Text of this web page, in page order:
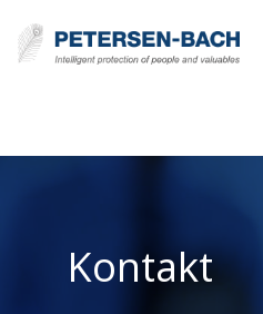
Kontakt